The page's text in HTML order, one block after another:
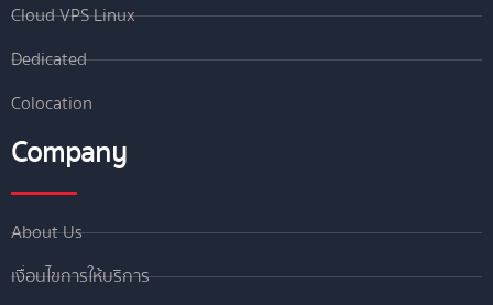
Cloud VPS Linux
Dedicated
Colocation
Company
About Us
เงื่อนไขการให้บริการ